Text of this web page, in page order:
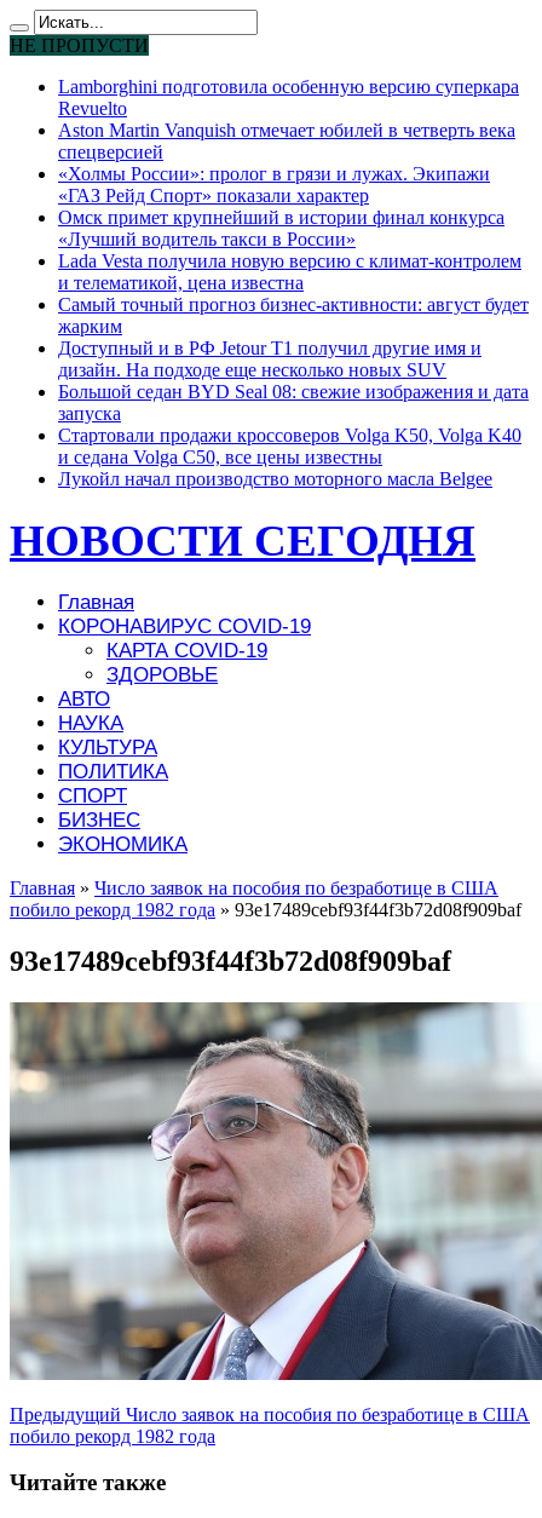
НЕ ПРОПУСТИ
Lamborghini подготовила особенную версию суперкара
Revuelto
Aston Martin Vanquish отмечает юбилей в четверть века
спецверсией
«Холмы России»: пролог в грязи и лужах. Экипажи
«ГАЗ Рейд Спорт» показали характер
Омск примет крупнейший в истории финал конкурса
«Лучший водитель такси в России»
Lada Vesta получила новую версию с климат-контролем
и телематикой, цена известна
Самый точный прогноз бизнес-активности: август будет
жарким
Доступный и в РФ Jetour T1 получил другие имя и
дизайн. На подходе еще несколько новых SUV
Большой седан BYD Seal 08: свежие изображения и дата
запуска
Стартовали продажи кроссоверов Volga K50, Volga K40
и седана Volga C50, все цены известны
Лукойл начал производство моторного масла Belgee
НОВОСТИ СЕГОДНЯ
Главная
КОРОНАВИРУС COVID-19
КАРТА COVID-19
ЗДОРОВЬЕ
АВТО
НАУКА
КУЛЬТУРА
ПОЛИТИКА
СПОРТ
БИЗНЕС
ЭКОНОМИКА
Главная » Число заявок на пособия по безработице в США
побило рекорд 1982 года » 93e17489cebf93f44f3b72d08f909baf
93e17489cebf93f44f3b72d08f909baf
Предыдущий Число заявок на пособия по безработице в США
побило рекорд 1982 года
Читайте также